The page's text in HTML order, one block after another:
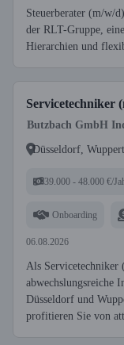
Steuerberater (m/w/
der RLT-Gruppe,
Hierarchien und
Servicetechniker
Butzbach GmbH
Düsseldorf,
39.000 - 48.000 €/
Onboarding
06.08.2026
Als Servicetechniker
abwechslungsreiche
Düsseldorf und
profitieren Sie von